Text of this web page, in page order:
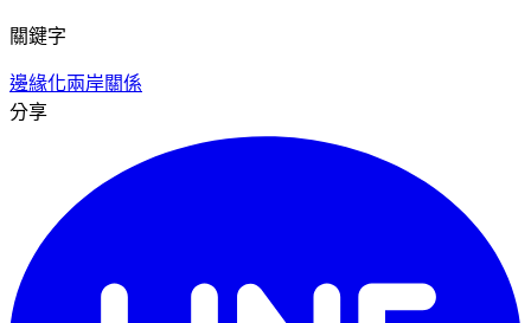
關鍵字
邊緣化兩岸關係
分享